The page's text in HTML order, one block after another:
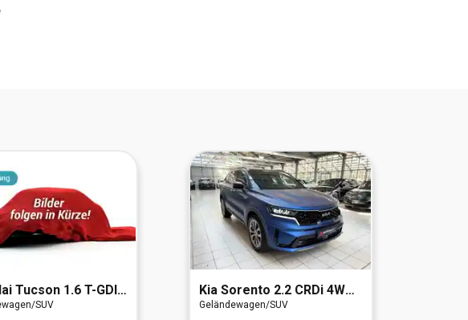
Tucson 1.6 T-GDI N Line Plug-In Hybrid 4WD
SUV
Kia Sorento 2.2 CRDi 4WD Platinum (EURO 6d)
Geländewagen/SUV